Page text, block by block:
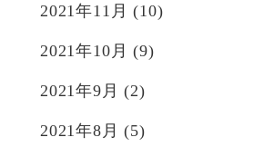
2021年11月 (10)
2021年10月 (9)
2021年9月 (2)
2021年8月 (5)